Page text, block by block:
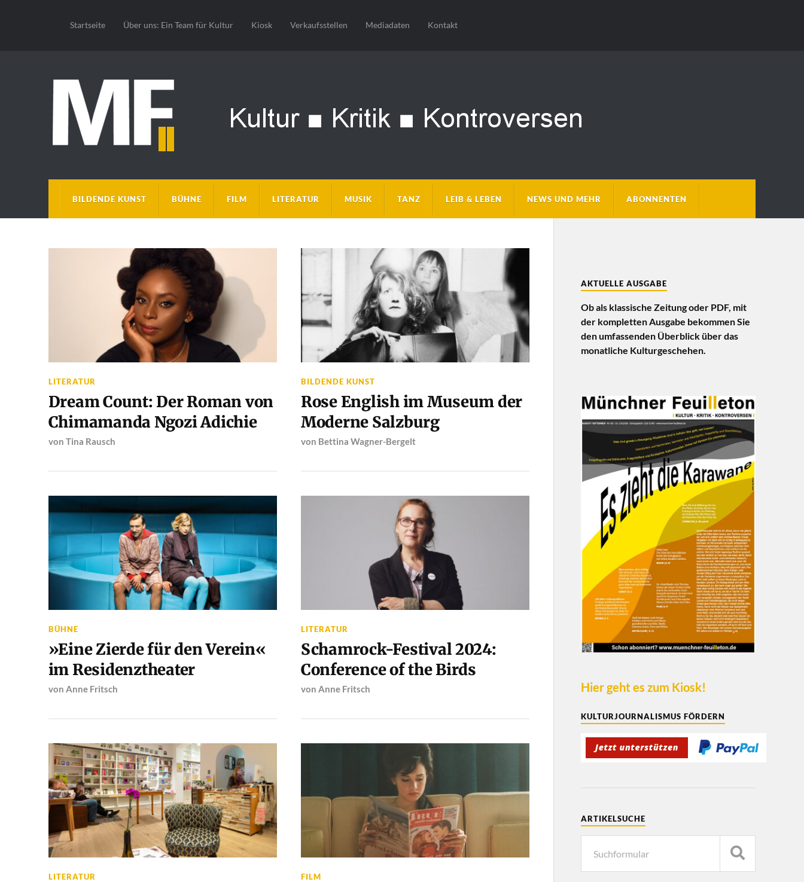
Startseite Über uns: Ein Team für Kultur Kiosk Verkaufsstellen Mediadaten Kontakt
BILDENDE KUNST BÜHNE FILM LITERATUR MUSIK TANZ LEIB & LEBEN NEWS UND MEHR ABONNENTEN
LITERATUR
Dream Count: Der Roman von
Chimamanda Ngozi Adichie
von Tina Rausch
BILDENDE KUNST
Rose English im Museum der
Moderne Salzburg
von Bettina Wagner-Bergelt
BÜHNE
»Eine Zierde für den Verein«
im Residenztheater
von Anne Fritsch
LITERATUR
Schamrock-Festival 2024:
Conference of the Birds
von Anne Fritsch
LITERATUR FILM
AKTUELLE AUSGABE
Ob als klassische Zeitung oder PDF, mit
der kompletten Ausgabe bekommen Sie
den umfassenden Überblick über das
monatliche Kulturgeschehen.
Hier geht es zum Kiosk!
KULTURJOURNALISMUS FÖRDERN
ARTIKELSUCHE